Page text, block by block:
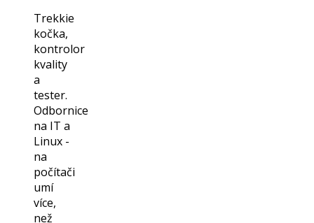
Trekkie
kočka,
kontrolor
kvality
a
tester.
Odbornice
na IT a
Linux -
na
počítači
umí
více,
než